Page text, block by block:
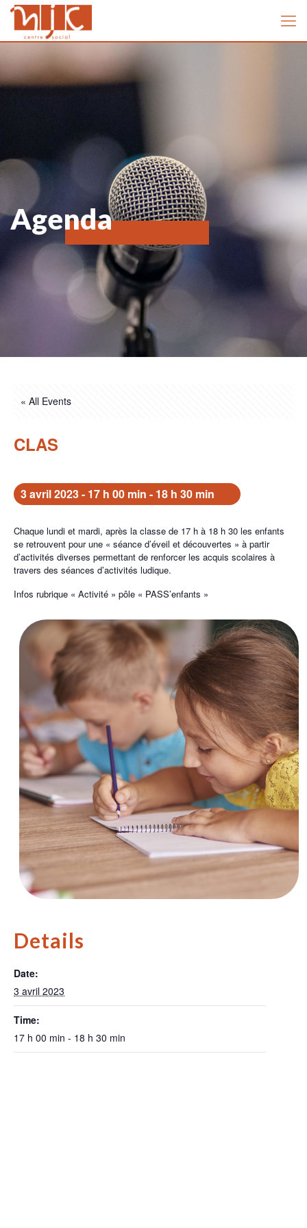
Agenda
« All Events
CLAS
3 avril 2023 - 17 h 00 min - 18 h 30 min
Chaque lundi et mardi, après la classe de 17 h à 18 h 30 les enfants
se retrouvent pour une « séance d’éveil et découvertes » à partir
d’activités diverses permettant de renforcer les acquis scolaires à
travers des séances d’activités ludique.
Infos rubrique « Activité » pôle « PASS’enfants »
Details
Date:
3 avril 2023
Time:
17 h 00 min - 18 h 30 min